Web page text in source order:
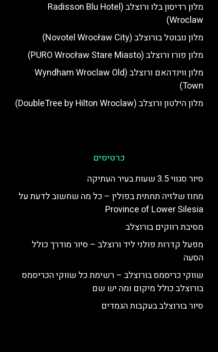
מלון רדיסון בלו ורוצלב (Radisson Blu Hotel
Wroclaw)
מלון נובוטל בורוצלב (Novotel Wrocław City)
מלון פורו ורוצלב (PURO Wrocław Stare Miasto)
מלון ווינדהאם ורוצלב (Wyndham Wroclaw Old
Town)
מלון הילטון ורוצלב (DoubleTree by Hilton Wroclaw)
כרטיסים
סיור סגווי 3.5 שעות בעיר העתיקה
מחוז שלזיה תחתית בפולין – כל מה שחשוב לדעת על
Province of Lower Silesia
מסיבת רווקים בורוצלב
מפעל קדרות פולני ליד ורוצלב – סיור מודרך כולל
הסעה
שווקי כריסמס בורוצלב – רשימת כל שווקי הכריסמס
בורוצלב כולל מיקום ומה יש שם
סיור בורוצלב בעקבות הגמדים